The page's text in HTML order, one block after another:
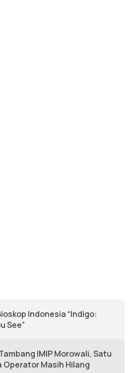
Indonesia “Indigo:
See”
IMIP Morowali, Satu
Operator Masih Hilang